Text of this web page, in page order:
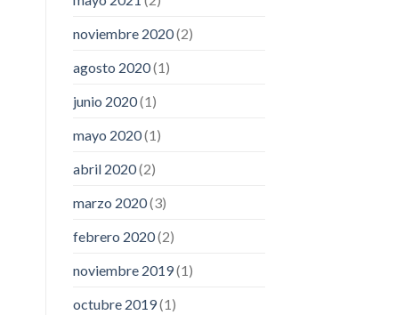
noviembre 2020(2)
agosto 2020(1)
junio 2020(1)
mayo 2020(1)
abril 2020(2)
marzo 2020(3)
febrero 2020(2)
noviembre 2019(1)
octubre 2019(1)